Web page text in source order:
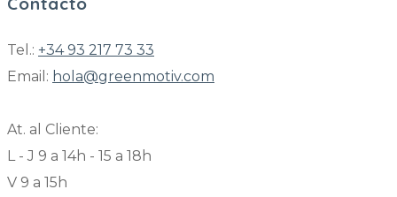
Tel.: +34 93 217 73 33
Email: hola@greenmotiv.com
At. al Cliente:
L - J 9 a 14h - 15 a 18h
V 9 a 15h